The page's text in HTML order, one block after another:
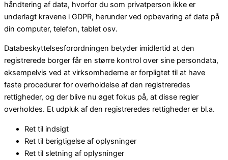
håndtering af data, hvorfor du som privatperson ikke er
underlagt kravene i GDPR, herunder ved opbevaring af data på
din computer, telefon, tablet osv.
Databeskyttelsesforordningen betyder imidlertid at den
registrerede borger får en større kontrol over sine persondata,
eksempelvis ved at virksomhederne er forpligtet til at have
faste procedurer for overholdelse af den registreredes
rettigheder, og der blive nu øget fokus på, at disse regler
overholdes. Et udpluk af den registreredes rettigheder er bl.a.
Ret til indsigt
Ret til berigtigelse af oplysninger
Ret til sletning af oplysninger